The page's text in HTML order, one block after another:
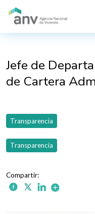
Pasar al contenido principal
Jefe de
de Cartera
Transparencia
Transparencia